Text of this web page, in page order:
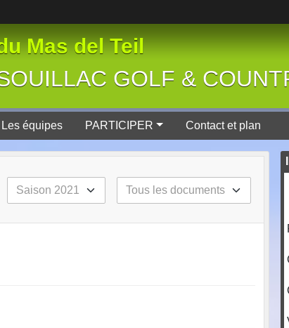
Mas del Teil
GOLF &
Les équipes PARTICIPER Contact et plan